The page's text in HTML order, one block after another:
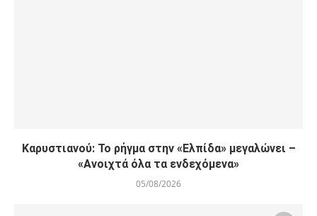
Καρυστιανού: Το ρήγμα στην «Ελπίδα» μεγαλώνει –
«Ανοιχτά όλα τα ενδεχόμενα»
05/08/2026